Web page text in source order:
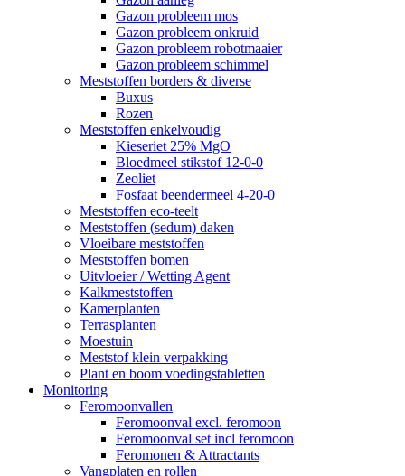
Gazon probleem mos
Gazon probleem onkruid
Gazon probleem robotmaaier
Gazon probleem schimmel
Meststoffen borders & diverse
Buxus
Rozen
Meststoffen enkelvoudig
Kieseriet 25% MgO
Bloedmeel stikstof 12-0-0
Zeoliet
Fosfaat beendermeel 4-20-0
Meststoffen eco-teelt
Meststoffen (sedum) daken
Vloeibare meststoffen
Meststoffen bomen
Uitvloeier / Wetting Agent
Kalkmeststoffen
Kamerplanten
Terrasplanten
Moestuin
Meststof klein verpakking
Plant en boom voedingstabletten
Monitoring
Feromoonvallen
Feromoonval excl. feromoon
Feromoonval set incl feromoon
Feromonen & Attractants
Vangplaten en rollen